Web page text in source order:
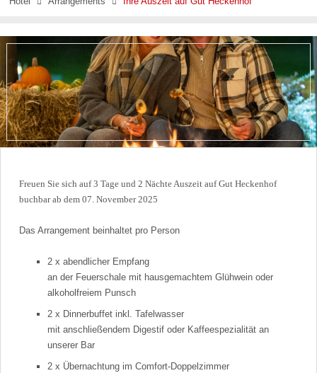
Freuen Sie sich auf 3 Tage und 2 Nächte Auszeit auf Gut Heckenhof
buchbar ab dem 07. November 2025
Das Arrangement beinhaltet pro Person
2 x abendlicher Empfang
an der Feuerschale mit hausgemachtem Glühwein oder
alkoholfreiem Punsch
2 x Dinnerbuffet inkl. Tafelwasser
mit anschließendem Digestif oder Kaffeespezialität an
unserer Bar
2 x Übernachtung im Comfort-Doppelzimmer